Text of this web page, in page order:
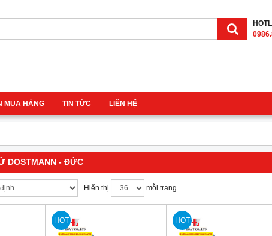
MUA HÀNG TIN TỨC LIÊN HỆ
DOSTMANN - ĐỨC
Hiển thị mỗi trang
HOT HOT